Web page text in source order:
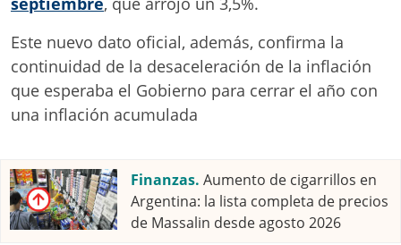
Este nuevo dato oficial, además, confirma la
continuidad de la desaceleración de la inflación
que esperaba el Gobierno para cerrar el año con
una inflación acumulada
Finanzas. Aumento de cigarrillos en
Argentina: la lista completa de precios
de Massalin desde agosto 2026